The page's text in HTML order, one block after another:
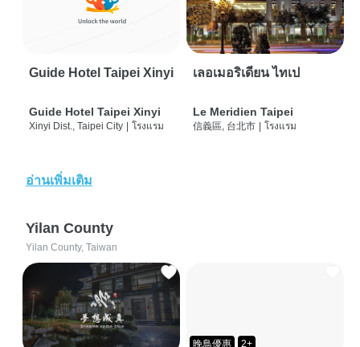
Guide Hotel Taipei Xinyi
Guide Hotel Taipei Xinyi
Xinyi Dist., Taipei City | โรงแรม
เลอเมอริเดียน ไทเป
Le Meridien Taipei
信義區, 台北市 | โรงแรม
อ่านเพิ่มเติม
Yilan County
Yilan County, Taiwan
晚鳥優惠 2+